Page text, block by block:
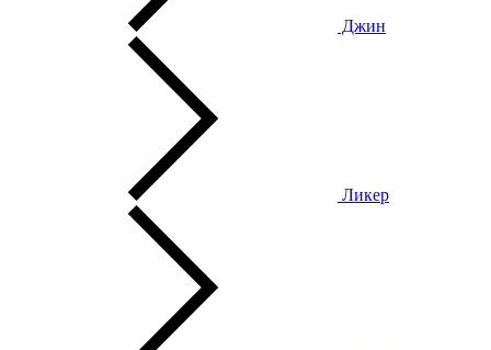
Джин
Ликер